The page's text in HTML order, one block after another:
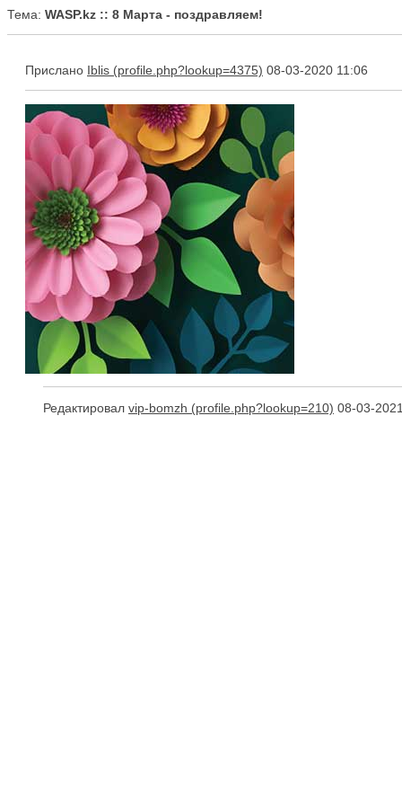
Тема: WASP.kz :: 8 Марта - поздравляем!
Прислано Iblis 08-03-2020 11:06
Редактировал vip-bomzh 08-03-